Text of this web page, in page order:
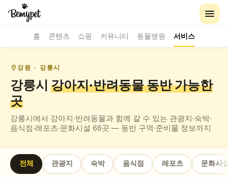
홈 콘텐츠 쇼핑 커뮤니티 동물병원 서비스
강원 · 강릉시
강릉시 강아지·반려동물 동반가능한
곳
강릉시에서 강아지·반려동물과 함께 갈 수 있는 관광지·숙박·
음식점·레포츠·문화시설 66곳 — 동반 구역·준비물 정보까지
전체 관광지 숙박 음식점 레포츠 문화시